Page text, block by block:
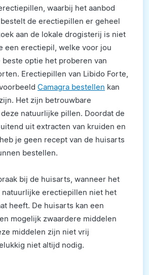
waarbij het aanbod
de erectiepillen er geheel
aan de lokale drogisterij is niet
een erectiepil, welke voor jou
beste optie het proberen van
Erectiepillen van Libido Forte,
Camagra bestellen kan
Het zijn betrouwbare
natuurlijke pillen. Doordat de
uit extracten van kruiden en
je geen recept van de huisarts
bestellen.
bij de huisarts, wanneer het
natuurlijke erectiepillen niet het
heeft. De huisarts kan een
mogelijk zwaardere middelen
middelen zijn niet vrij
niet altijd nodig.